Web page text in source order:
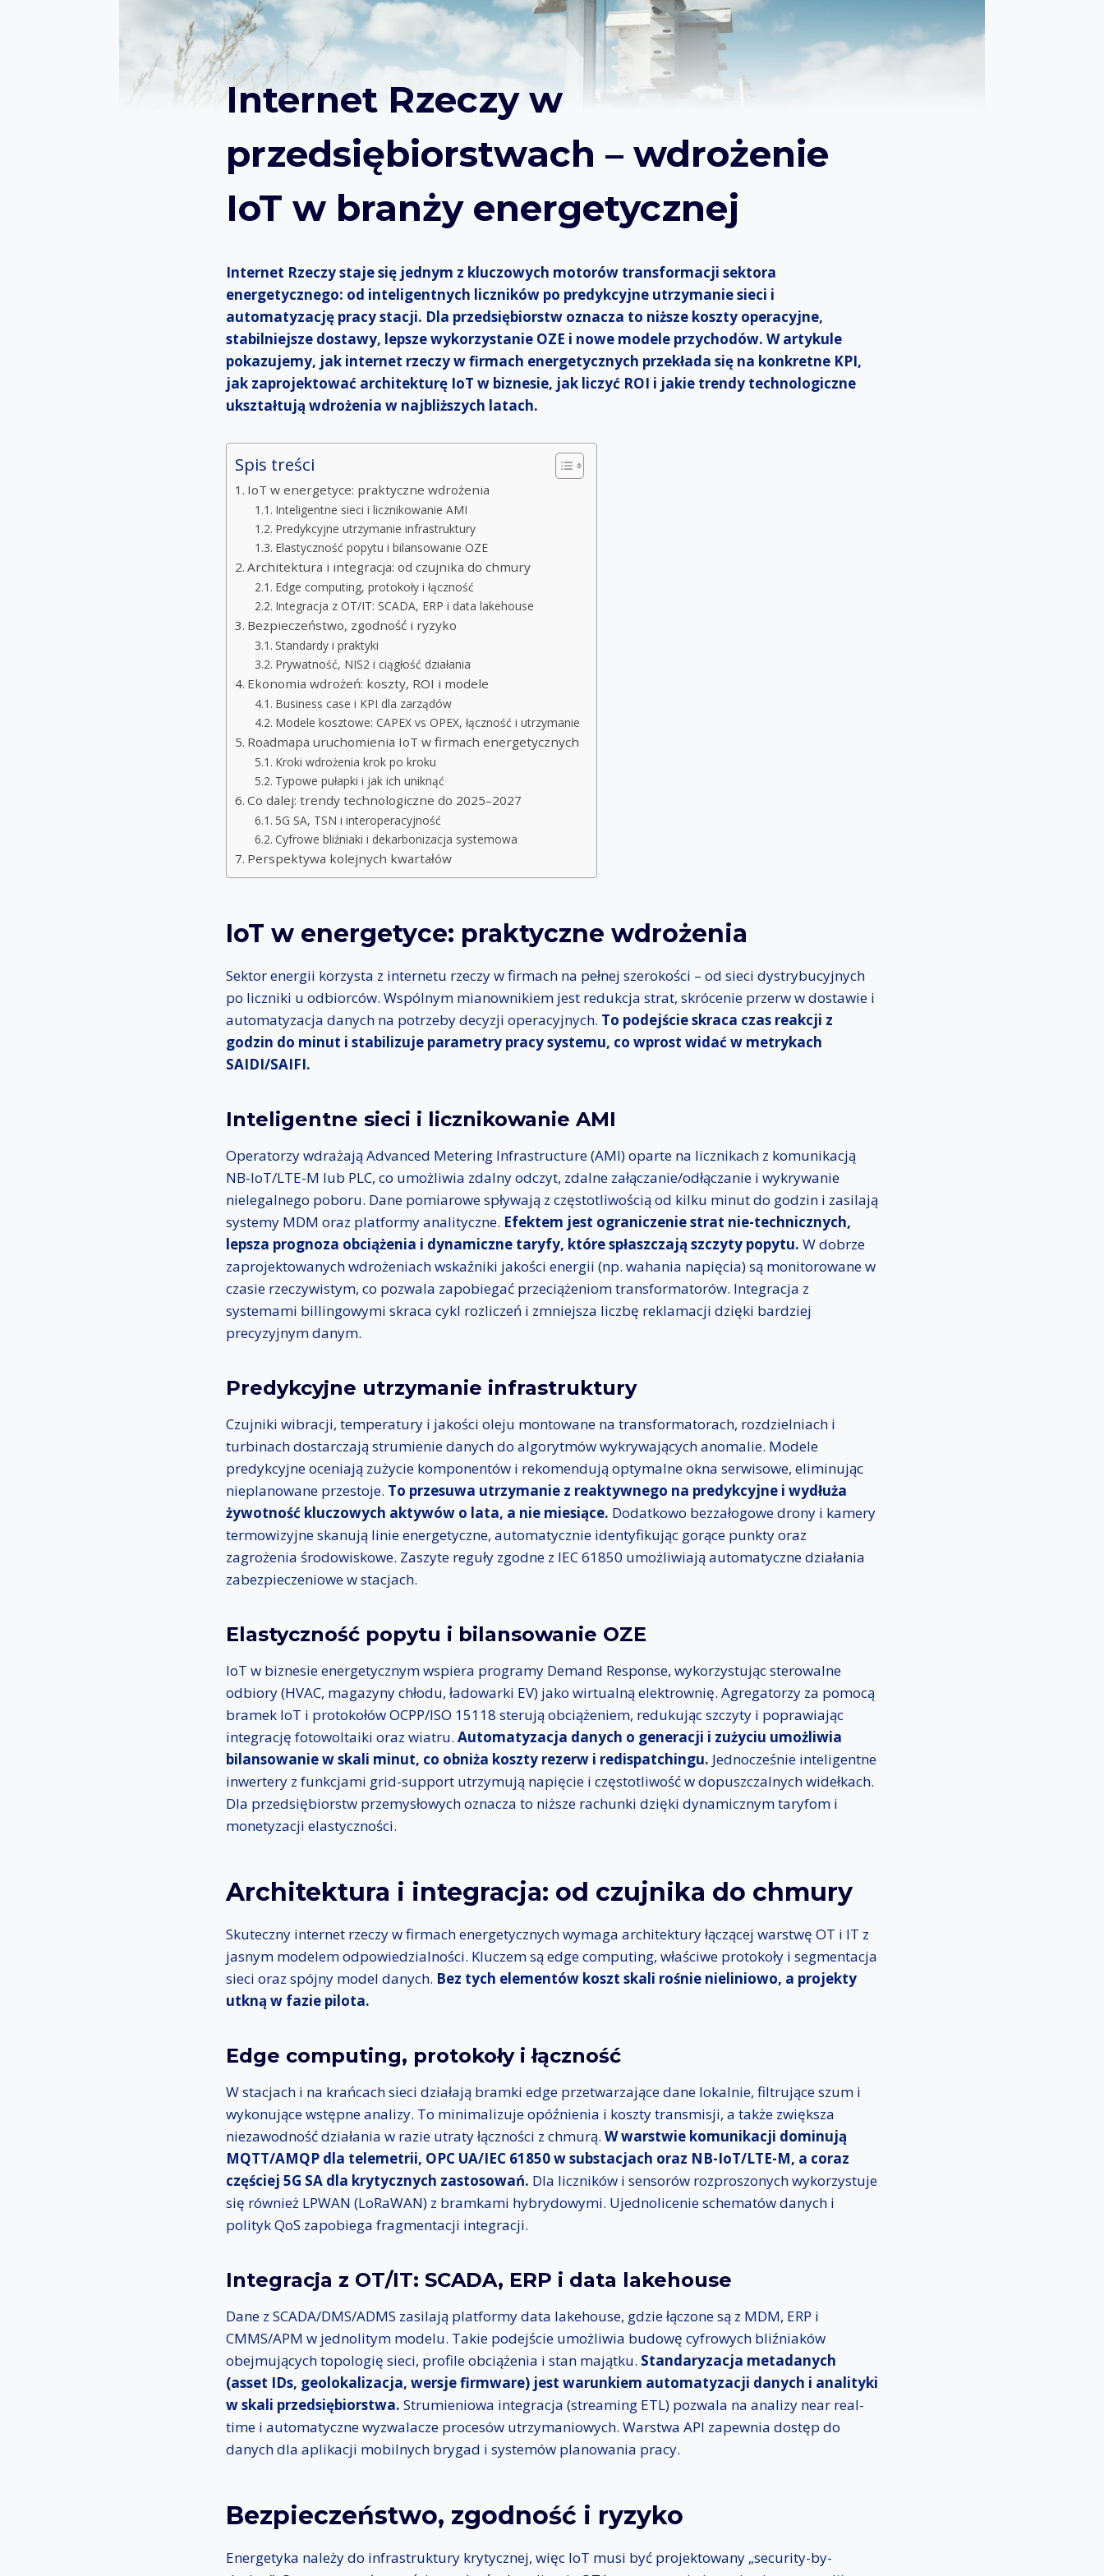
Internet Rzeczy w
przedsiębiorstwach – wdrożenie
IoT w branży energetycznej
Internet Rzeczy staje się jednym z kluczowych motorów transformacji sektora
energetycznego: od inteligentnych liczników po predykcyjne utrzymanie sieci i
automatyzację pracy stacji. Dla przedsiębiorstw oznacza to niższe koszty operacyjne,
stabilniejsze dostawy, lepsze wykorzystanie OZE i nowe modele przychodów. W artykule
pokazujemy, jak internet rzeczy w firmach energetycznych przekłada się na konkretne KPI,
jak zaprojektować architekturę IoT w biznesie, jak liczyć ROI i jakie trendy technologiczne
ukształtują wdrożenia w najbliższych latach.
Spis treści
IoT w energetyce: praktyczne wdrożenia
Inteligentne sieci i licznikowanie AMI
Predykcyjne utrzymanie infrastruktury
Elastyczność popytu i bilansowanie OZE
Architektura i integracja: od czujnika do chmury
Edge computing, protokoły i łączność
Integracja z OT/IT: SCADA, ERP i data lakehouse
Bezpieczeństwo, zgodność i ryzyko
Standardy i praktyki
Prywatność, NIS2 i ciągłość działania
Ekonomia wdrożeń: koszty, ROI i modele
Business case i KPI dla zarządów
Modele kosztowe: CAPEX vs OPEX, łączność i utrzymanie
Roadmapa uruchomienia IoT w firmach energetycznych
Kroki wdrożenia krok po kroku
Typowe pułapki i jak ich uniknąć
Co dalej: trendy technologiczne do 2025–2027
5G SA, TSN i interoperacyjność
Cyfrowe bliźniaki i dekarbonizacja systemowa
Perspektywa kolejnych kwartałów
IoT w energetyce: praktyczne wdrożenia
Sektor energii korzysta z internetu rzeczy w firmach na pełnej szerokości – od sieci dystrybucyjnych
po liczniki u odbiorców. Wspólnym mianownikiem jest redukcja strat, skrócenie przerw w dostawie i
automatyzacja danych na potrzeby decyzji operacyjnych. To podejście skraca czas reakcji z
godzin do minut i stabilizuje parametry pracy systemu, co wprost widać w metrykach
SAIDI/SAIFI.
Inteligentne sieci i licznikowanie AMI
Operatorzy wdrażają Advanced Metering Infrastructure (AMI) oparte na licznikach z komunikacją
NB-IoT/LTE-M lub PLC, co umożliwia zdalny odczyt, zdalne załączanie/odłączanie i wykrywanie
nielegalnego poboru. Dane pomiarowe spływają z częstotliwością od kilku minut do godzin i zasilają
systemy MDM oraz platformy analityczne. Efektem jest ograniczenie strat nie-technicznych,
lepsza prognoza obciążenia i dynamiczne taryfy, które spłaszczają szczyty popytu. W dobrze
zaprojektowanych wdrożeniach wskaźniki jakości energii (np. wahania napięcia) są monitorowane w
czasie rzeczywistym, co pozwala zapobiegać przeciążeniom transformatorów. Integracja z
systemami billingowymi skraca cykl rozliczeń i zmniejsza liczbę reklamacji dzięki bardziej
precyzyjnym danym.
Predykcyjne utrzymanie infrastruktury
Czujniki wibracji, temperatury i jakości oleju montowane na transformatorach, rozdzielniach i
turbinach dostarczają strumienie danych do algorytmów wykrywających anomalie. Modele
predykcyjne oceniają zużycie komponentów i rekomendują optymalne okna serwisowe, eliminując
nieplanowane przestoje. To przesuwa utrzymanie z reaktywnego na predykcyjne i wydłuża
żywotność kluczowych aktywów o lata, a nie miesiące. Dodatkowo bezzałogowe drony i kamery
termowizyjne skanują linie energetyczne, automatycznie identyfikując gorące punkty oraz
zagrożenia środowiskowe. Zaszyte reguły zgodne z IEC 61850 umożliwiają automatyczne działania
zabezpieczeniowe w stacjach.
Elastyczność popytu i bilansowanie OZE
IoT w biznesie energetycznym wspiera programy Demand Response, wykorzystując sterowalne
odbiory (HVAC, magazyny chłodu, ładowarki EV) jako wirtualną elektrownię. Agregatorzy za pomocą
bramek IoT i protokołów OCPP/ISO 15118 sterują obciążeniem, redukując szczyty i poprawiając
integrację fotowoltaiki oraz wiatru. Automatyzacja danych o generacji i zużyciu umożliwia
bilansowanie w skali minut, co obniża koszty rezerw i redispatchingu. Jednocześnie inteligentne
inwertery z funkcjami grid-support utrzymują napięcie i częstotliwość w dopuszczalnych widełkach.
Dla przedsiębiorstw przemysłowych oznacza to niższe rachunki dzięki dynamicznym taryfom i
monetyzacji elastyczności.
Architektura i integracja: od czujnika do chmury
Skuteczny internet rzeczy w firmach energetycznych wymaga architektury łączącej warstwę OT i IT z
jasnym modelem odpowiedzialności. Kluczem są edge computing, właściwe protokoły i segmentacja
sieci oraz spójny model danych. Bez tych elementów koszt skali rośnie nieliniowo, a projekty
utkną w fazie pilota.
Edge computing, protokoły i łączność
W stacjach i na krańcach sieci działają bramki edge przetwarzające dane lokalnie, filtrujące szum i
wykonujące wstępne analizy. To minimalizuje opóźnienia i koszty transmisji, a także zwiększa
niezawodność działania w razie utraty łączności z chmurą. W warstwie komunikacji dominują
MQTT/AMQP dla telemetrii, OPC UA/IEC 61850 w substacjach oraz NB-IoT/LTE-M, a coraz
częściej 5G SA dla krytycznych zastosowań. Dla liczników i sensorów rozproszonych wykorzystuje
się również LPWAN (LoRaWAN) z bramkami hybrydowymi. Ujednolicenie schematów danych i
polityk QoS zapobiega fragmentacji integracji.
Integracja z OT/IT: SCADA, ERP i data lakehouse
Dane z SCADA/DMS/ADMS zasilają platformy data lakehouse, gdzie łączone są z MDM, ERP i
CMMS/APM w jednolitym modelu. Takie podejście umożliwia budowę cyfrowych bliźniaków
obejmujących topologię sieci, profile obciążenia i stan majątku. Standaryzacja metadanych
(asset IDs, geolokalizacja, wersje firmware) jest warunkiem automatyzacji danych i analityki
w skali przedsiębiorstwa. Strumieniowa integracja (streaming ETL) pozwala na analizy near real-
time i automatyczne wyzwalacze procesów utrzymaniowych. Warstwa API zapewnia dostęp do
danych dla aplikacji mobilnych brygad i systemów planowania pracy.
Bezpieczeństwo, zgodność i ryzyko
Energetyka należy do infrastruktury krytycznej, więc IoT musi być projektowany „security-by-